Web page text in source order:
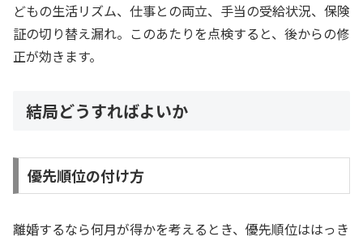
どもの生活リズム、仕事との両立、手当の受給状況、保険
証の切り替え漏れ。このあたりを点検すると、後からの修
正が効きます。
結局どうすればよいか
優先順位の付け方
離婚するなら何月が得かを考えるとき、優先順位ははっき